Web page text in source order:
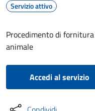
Servizio attivo
Procedimento di
animale
Accedi al servizio